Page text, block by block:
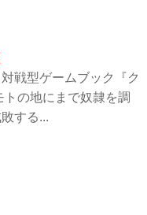
戦型ゲームブック『ク
の地にまで奴隷を調
する...